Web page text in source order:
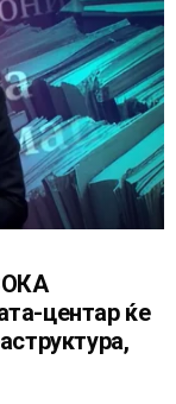
центар ќе